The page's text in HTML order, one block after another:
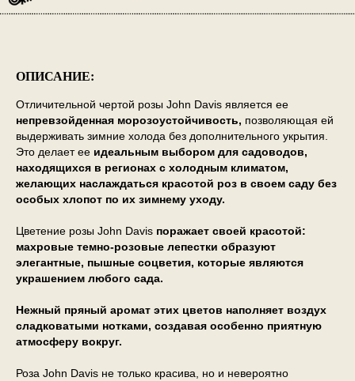
ОПИСАНИЕ:
Отличительной чертой розы John Davis является ее
непревзойденная морозоустойчивость, позволяющая ей
выдерживать зимние холода без дополнительного укрытия.
Это делает ее идеальным выбором для садоводов,
находящихся в регионах с холодным климатом,
желающих наслаждаться красотой роз в своем саду без
особых хлопот по их зимнему уходу.
Цветение розы John Davis поражает своей красотой:
махровые темно-розовые лепестки образуют
элегантные, пышные соцветия, которые являются
украшением любого сада.
Нежный пряный аромат этих цветов наполняет воздух
сладковатыми нотками, создавая особенно приятную
атмосферу вокруг.
Роза John Davis не только красива, но и невероятно